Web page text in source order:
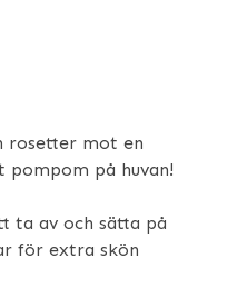
rosetter mot en
på huvan!
ta av och sätta på
för extra skön